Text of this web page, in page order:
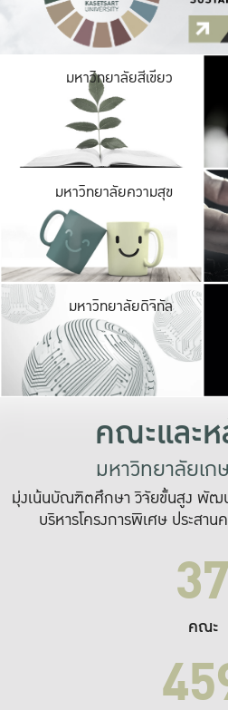
มหาวิทยาลัยสีเขียว
มหาวิทยาลัยความสุข
มหาวิทยาลัยดิจิทัล
คณะและ
มหาวิทยาลัยเ
มุ่งเน้นบัณฑิตศึกษา วิจัยขั้นสูง พัฒน
บริหารโครงการพิเศษ ประสา
37
คณะ